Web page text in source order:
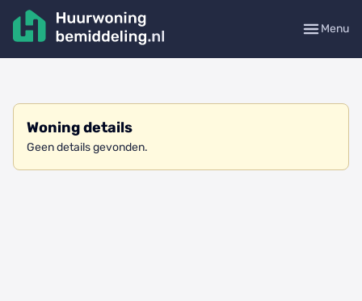
Menu
Woning details
Geen details gevonden.